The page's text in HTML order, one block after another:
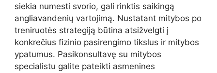
siekia numesti svorio, gali rinktis saikingą
angliavandenių vartojimą. Nustatant mitybos po
treniruotės strategiją būtina atsižvelgti į
konkrečius fizinio pasirengimo tikslus ir mitybos
ypatumus. Pasikonsultavę su mitybos
specialistu galite pateikti asmenines